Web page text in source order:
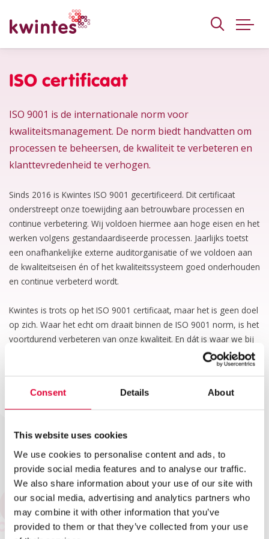
Consent Details About
This website uses cookies
We use cookies to personalise content and ads, to
provide social media features and to analyse our traffic.
We also share information about your use of our site with
our social media, advertising and analytics partners who
may combine it with other information that you’ve
provided to them or that they’ve collected from your use
ISO certificaat
ISO 9001 is de internationale norm voor
kwaliteitsmanagement. De norm biedt handvatten om
processen te beheersen, de kwaliteit te verbeteren en
klanttevredenheid te verhogen.
Sinds 2016 is Kwintes ISO 9001 gecertificeerd. Dit certificaat
onderstreept onze toewijding aan betrouwbare processen en
continue verbetering. Wij voldoen hiermee aan hoge eisen en het
werken volgens gestandaardiseerde processen. Jaarlijks toetst
een onafhankelijke externe auditorganisatie of we voldoen aan
de kwaliteitseisen én of het kwaliteitssysteem goed onderhouden
en continue verbeterd wordt.
Kwintes is trots op het ISO 9001 certificaat, maar het is geen doel
op zich. Waar het echt om draait binnen de ISO 9001 norm, is het
voortdurend verbeteren van onze kwaliteit. En dát is waar we bij